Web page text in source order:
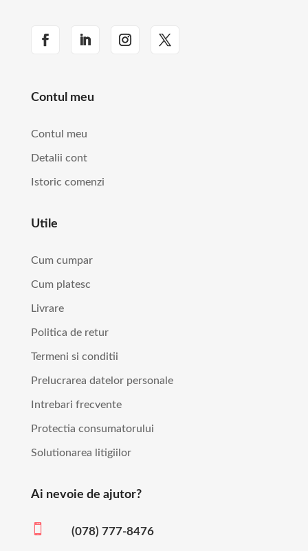
Contul meu
Contul meu
Detalii cont
Istoric comenzi
Utile
Cum cumpar
Cum platesc
Livrare
Politica de retur
Termeni si conditii
Prelucrarea datelor personale
Intrebari frecvente
Protectia consumatorului
Solutionarea litigiilor
Ai nevoie de ajutor?
 (078) 777-8476